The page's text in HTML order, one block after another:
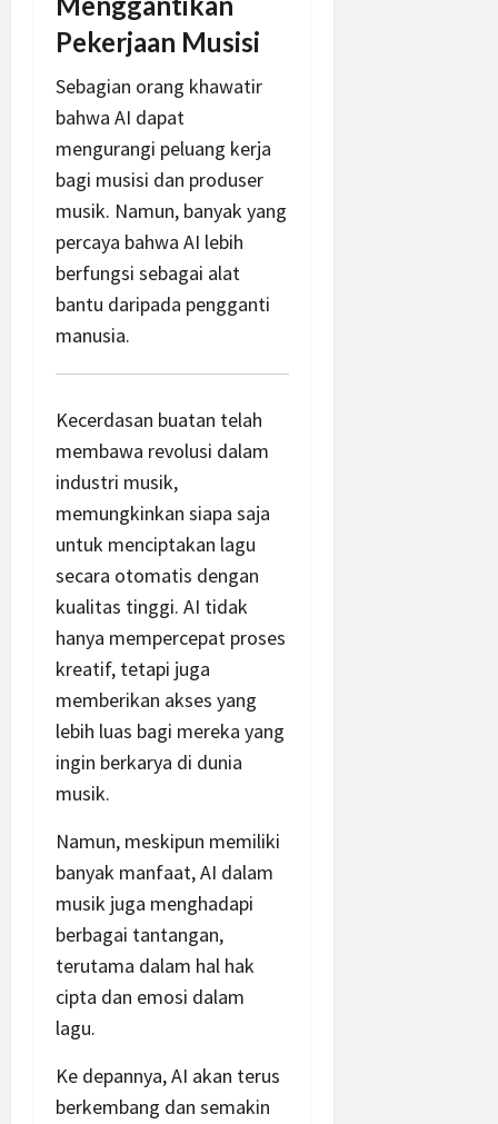
Pekerjaan Musisi
Sebagian orang khawatir
bahwa AI dapat
mengurangi peluang kerja
bagi musisi dan produser
musik. Namun, banyak yang
percaya bahwa AI lebih
berfungsi sebagai alat
bantu daripada pengganti
manusia.
Kecerdasan buatan telah
membawa revolusi dalam
industri musik,
memungkinkan siapa saja
untuk menciptakan lagu
secara otomatis dengan
kualitas tinggi. AI tidak
hanya mempercepat proses
kreatif, tetapi juga
memberikan akses yang
lebih luas bagi mereka yang
ingin berkarya di dunia
musik.
Namun, meskipun memiliki
banyak manfaat, AI dalam
musik juga menghadapi
berbagai tantangan,
terutama dalam hal hak
cipta dan emosi dalam
lagu.
Ke depannya, AI akan terus
berkembang dan semakin